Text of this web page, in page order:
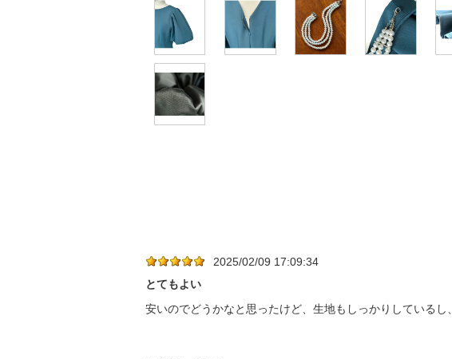
2025/02/09 17:09:34
とてもよい
安いのでどうかなと思ったけど、生地もしっかりしている